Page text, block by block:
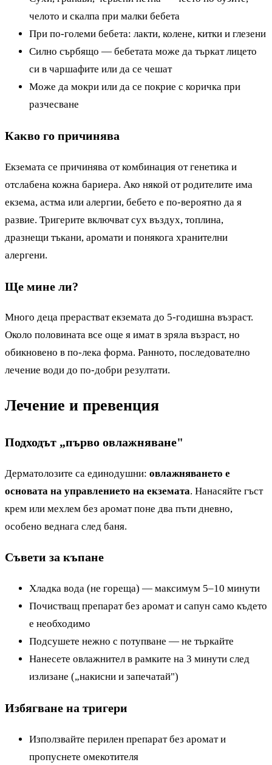
челото и скалпа при малки бебета
При по-големи бебета: лакти, колене, китки и глезени
Силно сърбящо — бебетата може да търкат лицето
си в чаршафите или да се чешат
Може да мокри или да се покрие с коричка при
разчесване
Какво го причинява
Екземата се причинява от комбинация от генетика и
отслабена кожна бариера. Ако някой от родителите има
екзема, астма или алергии, бебето е по-вероятно да я
развие. Тригерите включват сух въздух, топлина,
дразнещи тъкани, аромати и понякога хранителни
алергени.
Ще мине ли?
Много деца прерастват екземата до 5-годишна възраст.
Около половината все още я имат в зряла възраст, но
обикновено в по-лека форма. Ранното, последователно
лечение води до по-добри резултати.
Лечение и превенция
Подходът „първо овлажняване"
Дерматолозите са единодушни: овлажняването е
основата на управлението на екземата. Нанасяйте гъст
крем или мехлем без аромат поне два пъти дневно,
особено веднага след баня.
Съвети за къпане
Хладка вода (не гореща) — максимум 5–10 минути
Почистващ препарат без аромат и сапун само където
е необходимо
Подсушете нежно с потупване — не търкайте
Нанесете овлажнител в рамките на 3 минути след
излизане („накисни и запечатай")
Избягване на тригери
Използвайте перилен препарат без аромат и
пропуснете омекотителя